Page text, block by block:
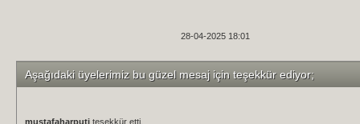
28-04-2025 18:01
Aşağıdaki üyelerimiz bu güzel mesaj için teşekkür ediyor;
mustafaharputi teşekkür etti.